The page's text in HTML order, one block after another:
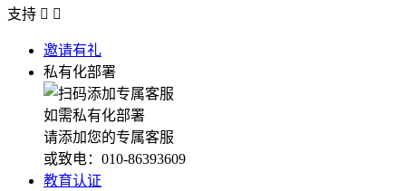
支持  
邀请有礼
私有化部署
如需私有化部署
请添加您的专属客服
或致电：010-86393609
教育认证